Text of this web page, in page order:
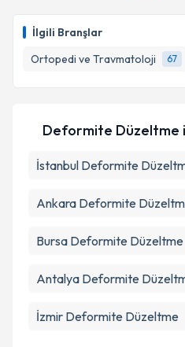
İlgili Branşlar
Ortopedi ve Travmatoloji
67
Deformite Düzeltme
İstanbul Deformite
Ankara Deformite
Bursa Deformite Düzeltme
Antalya Deformite
İzmir Deformite Düzeltme